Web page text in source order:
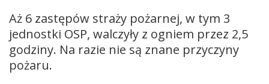
Aż 6 zastępów straży pożarnej, w tym 3
jednostki OSP, walczyły z ogniem przez 2,5
godziny. Na razie nie są znane przyczyny
pożaru.